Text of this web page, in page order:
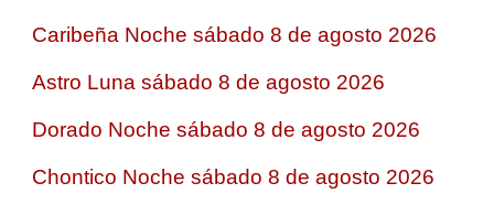
Caribeña Noche sábado 8 de agosto 2026
Astro Luna sábado 8 de agosto 2026
Dorado Noche sábado 8 de agosto 2026
Chontico Noche sábado 8 de agosto 2026